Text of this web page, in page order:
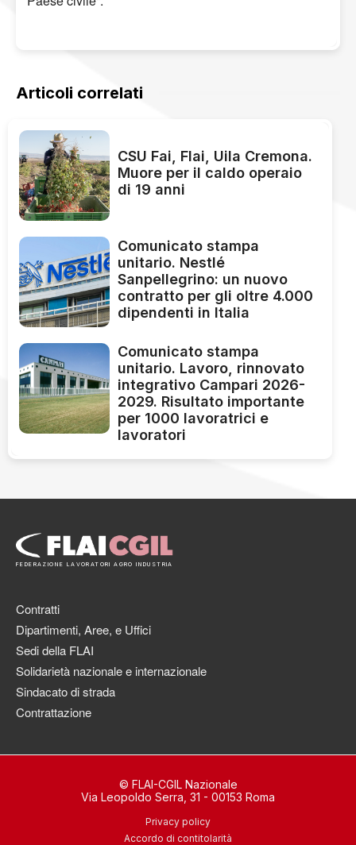
Articoli correlati
CSU Fai, Flai, Uila Cremona.
Muore per il caldo operaio
di 19 anni
Comunicato stampa
unitario. Nestlé
Sanpellegrino: un nuovo
contratto per gli oltre 4.000
dipendenti in Italia
Comunicato stampa
unitario. Lavoro, rinnovato
integrativo Campari 2026-
2029. Risultato importante
per 1000 lavoratrici e
lavoratori
FEDERAZIONE LAVORATORI AGRO INDUSTRIA
Contratti
Dipartimenti, Aree, e Uffici
Sedi della FLAI
Solidarietà nazionale e internazionale
Sindacato di strada
Contrattazione
© FLAI-CGIL Nazionale
Via Leopoldo Serra, 31 - 00153 Roma
Privacy policy
Accordo di contitolarità